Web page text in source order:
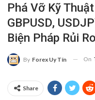
Phá Vỡ Kỹ
GBPUSD,
Biện Pháp Rủi
By Forex Uy Tín On
Share